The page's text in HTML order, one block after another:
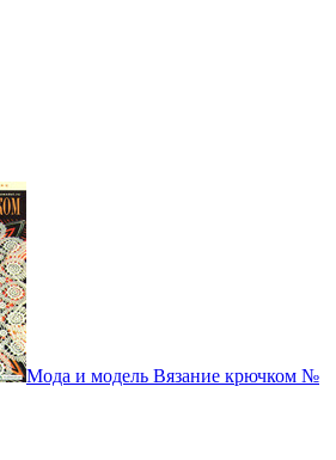
Мода и модель Вязание крючком №